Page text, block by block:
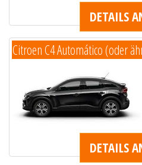
DETAILS
Citroen C4 Automático (oder
DETAILS